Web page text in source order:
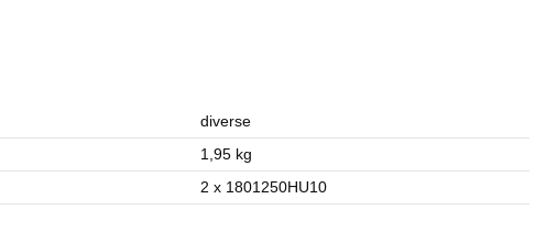
diverse
1,95 kg
2 x 1801250HU10